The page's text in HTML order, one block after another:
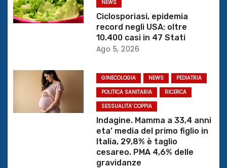
i
e
NEWS
Ciclosporiasi, epidemia
record negli USA: oltre
10.400 casi in 47 Stati
Ago 5, 2026
GINECOLOGIA NEWS
PEDIATRIA
POLITICA SANITARIA
RICERCA
SESSUALITA' COPPIA
Indagine. Mamma a 33,4 anni
eta’ media del primo figlio in
Italia, 29,8% è taglio
cesareo. PMA 4,6% delle
gravidanze